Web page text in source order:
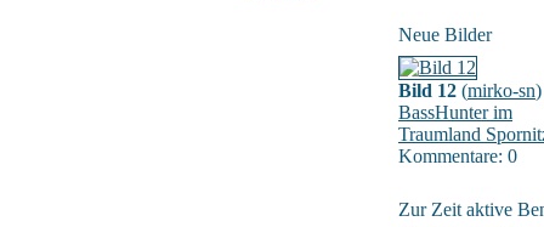
Neue Bilder
Bild 12 (mirko-sn)
BassHunter im
Traumland
Kommentare: 0
Zur Zeit aktive